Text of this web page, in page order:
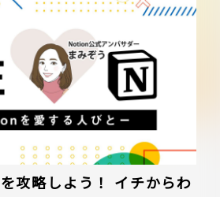
攻略しよう！ イチからわ